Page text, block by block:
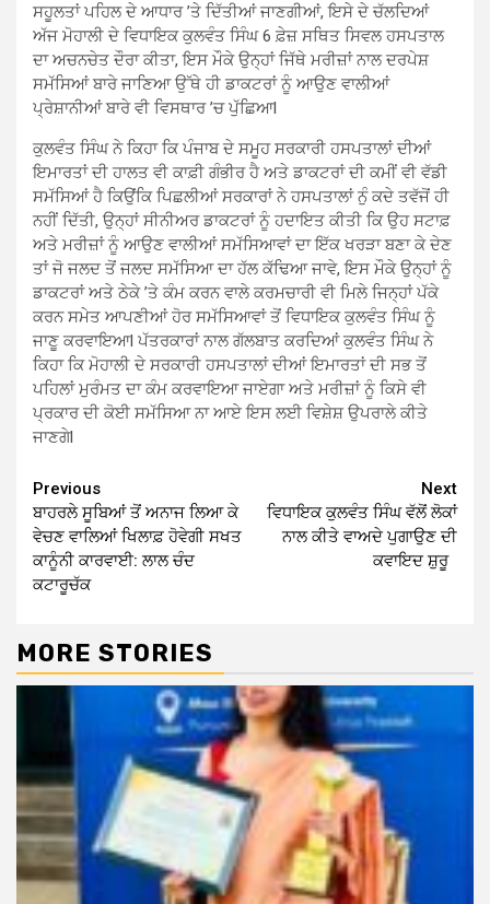
ਸਹੂਲਤਾਂ ਪਹਿਲ ਦੇ ਆਧਾਰ ’ਤੇ ਦਿੱਤੀਆਂ ਜਾਣਗੀਆਂ, ਇਸੇ ਦੇ ਚੱਲਦਿਆਂ
ਅੱਜ ਮੋਹਾਲੀ ਦੇ ਵਿਧਾਇਕ ਕੁਲਵੰਤ ਸਿੰਘ 6 ਫ਼ੇਜ਼ ਸਥਿਤ ਸਿਵਲ ਹਸਪਤਾਲ
ਦਾ ਅਚਨਚੇਤ ਦੌਰਾ ਕੀਤਾ, ਇਸ ਮੌਕੇ ਉਨ੍ਹਾਂ ਜਿੱਥੇ ਮਰੀਜ਼ਾਂ ਨਾਲ ਦਰਪੇਸ਼
ਸਮੱਸਿਆਂ ਬਾਰੇ ਜਾਣਿਆ ਉੱਥੇ ਹੀ ਡਾਕਟਰਾਂ ਨੂੰ ਆਉਣ ਵਾਲੀਆਂ
ਪ੍ਰੇਸ਼ਾਨੀਆਂ ਬਾਰੇ ਵੀ ਵਿਸਥਾਰ ’ਚ ਪੁੱਛਿਆl
ਕੁਲਵੰਤ ਸਿੰਘ ਨੇ ਕਿਹਾ ਕਿ ਪੰਜਾਬ ਦੇ ਸਮੂਹ ਸਰਕਾਰੀ ਹਸਪਤਾਲਾਂ ਦੀਆਂ
ਇਮਾਰਤਾਂ ਦੀ ਹਾਲਤ ਵੀ ਕਾਫ਼ੀ ਗੰਭੀਰ ਹੈ ਅਤੇ ਡਾਕਟਰਾਂ ਦੀ ਕਮੀਂ ਵੀ ਵੱਡੀ
ਸਮੱਸਿਆਂ ਹੈ ਕਿਉਂਕਿ ਪਿਛਲੀਆਂ ਸਰਕਾਰਾਂ ਨੇ ਹਸਪਤਾਲਾਂ ਨੁੰ ਕਦੇ ਤਵੱਜੋਂ ਹੀ
ਨਹੀਂ ਦਿੱਤੀ, ਉਨ੍ਹਾਂ ਸੀਨੀਅਰ ਡਾਕਟਰਾਂ ਨੂੰ ਹਦਾਇਤ ਕੀਤੀ ਕਿ ਉਹ ਸਟਾਫ਼
ਅਤੇ ਮਰੀਜ਼ਾਂ ਨੂੰ ਆਉਣ ਵਾਲੀਆਂ ਸਮੱਸਿਆਵਾਂ ਦਾ ਇੱਕ ਖਰੜਾ ਬਣਾ ਕੇ ਦੇਣ
ਤਾਂ ਜੋ ਜਲਦ ਤੋਂ ਜਲਦ ਸਮੱਸਿਆ ਦਾ ਹੱਲ ਕੱਢਿਆ ਜਾਵੇ, ਇਸ ਮੌਕੇ ਉਨ੍ਹਾਂ ਨੂੰ
ਡਾਕਟਰਾਂ ਅਤੇ ਠੇਕੇ ’ਤੇ ਕੰਮ ਕਰਨ ਵਾਲੇ ਕਰਮਚਾਰੀ ਵੀ ਮਿਲੇ ਜਿਨ੍ਹਾਂ ਪੱਕੇ
ਕਰਨ ਸਮੇਤ ਆਪਣੀਆਂ ਹੋਰ ਸਮੱਸਿਆਵਾਂ ਤੋਂ ਵਿਧਾਇਕ ਕੁਲਵੰਤ ਸਿੰਘ ਨੂੰ
ਜਾਣੂ ਕਰਵਾਇਆl ਪੱਤਰਕਾਰਾਂ ਨਾਲ ਗੱਲਬਾਤ ਕਰਦਿਆਂ ਕੁਲਵੰਤ ਸਿੰਘ ਨੇ
ਕਿਹਾ ਕਿ ਮੋਹਾਲੀ ਦੇ ਸਰਕਾਰੀ ਹਸਪਤਾਲਾਂ ਦੀਆਂ ਇਮਾਰਤਾਂ ਦੀ ਸਭ ਤੋਂ
ਪਹਿਲਾਂ ਮੁਰੰਮਤ ਦਾ ਕੰਮ ਕਰਵਾਇਆ ਜਾਏਗਾ ਅਤੇ ਮਰੀਜ਼ਾਂ ਨੂੰ ਕਿਸੇ ਵੀ
ਪ੍ਰਕਾਰ ਦੀ ਕੋਈ ਸਮੱਸਿਆ ਨਾ ਆਏ ਇਸ ਲਈ ਵਿਸ਼ੇਸ਼ ਉਪਰਾਲੇ ਕੀਤੇ
ਜਾਣਗੇl
Continue
Reading
Previous
ਬਾਹਰਲੇ ਸੂਬਿਆਂ ਤੋਂ ਅਨਾਜ ਲਿਆ ਕੇ
ਵੇਚਣ ਵਾਲਿਆਂ ਖਿਲਾਫ਼ ਹੋਵੇਗੀ ਸਖਤ
ਕਾਨੂੰਨੀ ਕਾਰਵਾਈ: ਲਾਲ ਚੰਦ
ਕਟਾਰੂਚੱਕ
Next
ਵਿਧਾਇਕ ਕੁਲਵੰਤ ਸਿੰਘ ਵੱਲੋਂ ਲੋਕਾਂ
ਨਾਲ ਕੀਤੇ ਵਾਅਦੇ ਪੁਗਾਉਣ ਦੀ
ਕਵਾਇਦ ਸ਼ੁਰੂ
MORE STORIES